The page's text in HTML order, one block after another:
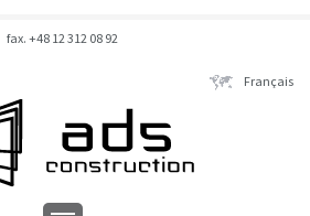
fax. +48 12 312 08 92
Français